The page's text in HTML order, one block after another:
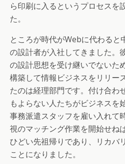
ら印刷に入るというプロセスを
た。
ところが時代がWebに代わると
の設計者が入社してきました。
の設計思想を受け継いでないた
構築して情報ビジネスをリリー
たのは経理部門です。付け合わ
もよらない人たちがビジネスを
事務派遣スタッフを雇い入れて
視のマッチング作業を開始せね
ひどい先祖帰りであり、リカバ
ことになりました。